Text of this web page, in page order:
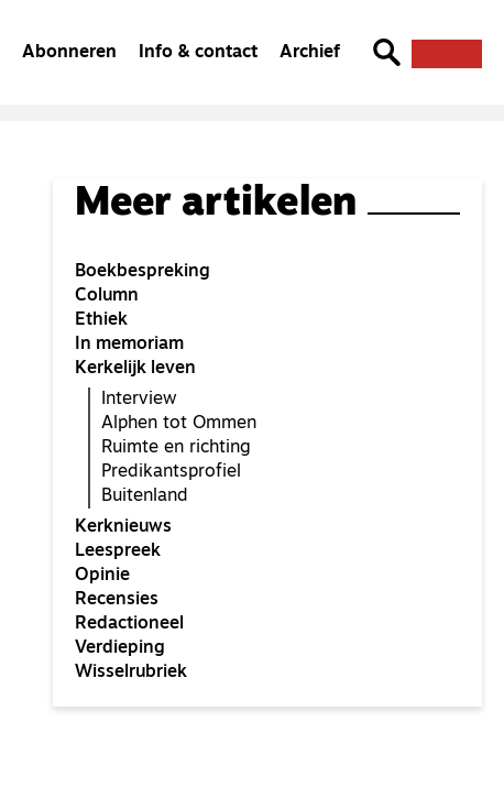
Abonneren Info & contact Archief
Meer artikelen
Boekbespreking
Column
Ethiek
In memoriam
Kerkelijk leven
Interview
Alphen tot Ommen
Ruimte en richting
Predikantsprofiel
Buitenland
Kerknieuws
Leespreek
Opinie
Recensies
Redactioneel
Verdieping
Wisselrubriek